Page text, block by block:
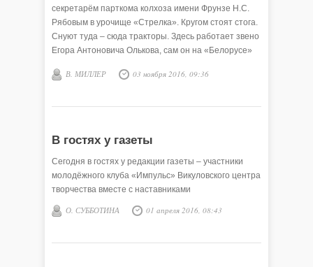
секретарём парткома колхоза имени Фрунзе Н.С.
Рябовым в урочище «Стрелка». Кругом стоят стога.
Снуют туда – сюда тракторы. Здесь работает звено
Егора Антоновича Олькова, сам он на «Белорусе»
Неподалёку сено
В. МИЛЛЕР 03 ноября 2016, 09:36
В гостях у газеты
Сегодня в гостях у редакции газеты – участники
молодёжного клуба «Импульс» Викуловского центра
творчества вместе с наставниками
О. СУББОТИНА 01 апреля 2016, 08:43